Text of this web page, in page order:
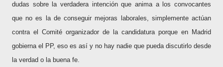
dudas sobre la verdadera intención que anima a los convocantes
que no es la de conseguir mejoras laborales, simplemente actúan
contra el Comité organizador de la candidatura porque en Madrid
gobierna el PP, eso es así y no hay nadie que pueda discutirlo desde
la verdad o la buena fe.